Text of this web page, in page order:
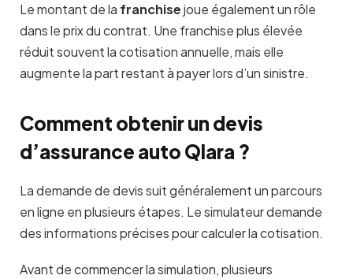
Le montant de la franchisejoue également un rôle
dans le prix du contrat. Une franchise plus élevée
réduit souvent la cotisation annuelle, mais elle
augmente la part restant à payer lors d’un sinistre.
Comment obtenir un devis
d’assurance auto Qlara ?
La demande de devis suit généralement un parcours
en ligne en plusieurs étapes. Le simulateur demande
des informations précises pour calculer la cotisation.
Avant de commencer la simulation, plusieurs